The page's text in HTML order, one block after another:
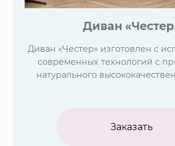
Диван
Диван «Честер» изготовлен с
современных технологий с
натурального
Заказать